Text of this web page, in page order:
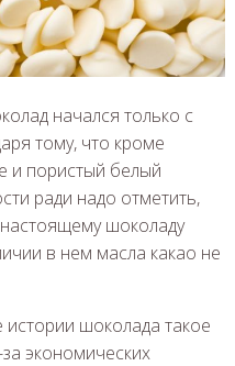
начался только с
тому, что кроме
и пористый белый
ради надо отметить,
шоколаду
в нем масла какао не
шоколада такое
экономических